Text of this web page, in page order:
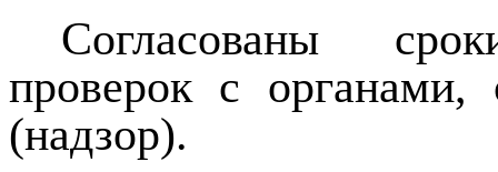
Согласованы
проверок с органами,
(надзор).